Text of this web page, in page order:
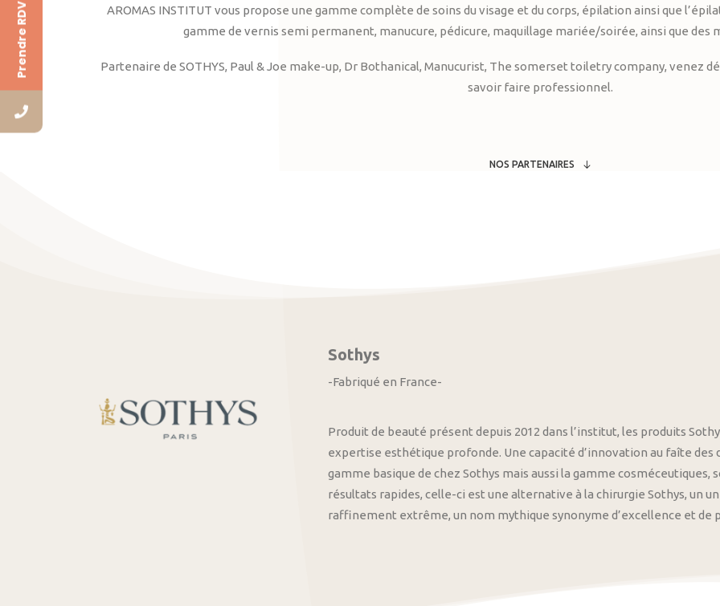
AROMAS INSTITUT vous propose une gamme complète de soins du visage et du corps, épilation ainsi que
gamme de vernis semi permanent, manucure, pédicure, maquillage mariée/soirée, ainsi que des
Partenaire de SOTHYS, Paul & Joe make-up, Dr Bothanical, Manucurist, The somerset toiletry company, venez
savoir faire professionnel.
NOS PARTENAIRES
Sothys
-Fabriqué en France-
Produit de beauté présent depuis 2012 dans l’institut, les produits
expertise esthétique profonde. Une capacité d’innovation au faîte
gamme basique de chez Sothys mais aussi la gamme
résultats rapides, celle-ci est une alternative à la chirurgie Sothys, un
raffinement extrême, un nom mythique synonyme d’excellence et de
Prendre RDV